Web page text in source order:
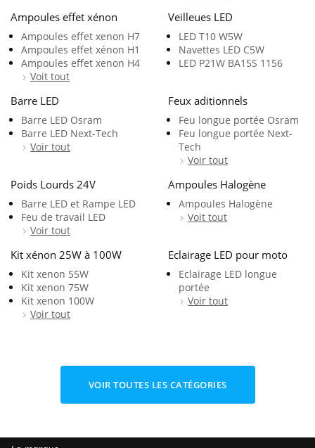
Ampoules effet xénon
Ampoules effet xenon H7
Ampoules effet xénon H1
Ampoules effet xenon H4
Voit tout
Veilleues LED
LED T10 W5W
Navettes LED C5W
LED P21W BA15S 1156
Barre LED
Barre LED Osram
Barre LED Next-Tech
Voir tout
Feux aditionnels
Feu longue portée Osram
Feu longue portée Next-
Tech
Voir tout
Poids Lourds 24V
Barre LED et Rampe LED
Feu de travail LED
Voir tout
Ampoules Halogène
Ampoules Halogène
Voit tout
Kit xénon 25W à 100W
Kit xenon 55W
Kit xenon 75W
Kit xenon 100W
Voir tout
Eclairage LED pour moto
Eclairage LED longue
portée
Voir tout
VOIR TOUTES LES CATÉGORIES